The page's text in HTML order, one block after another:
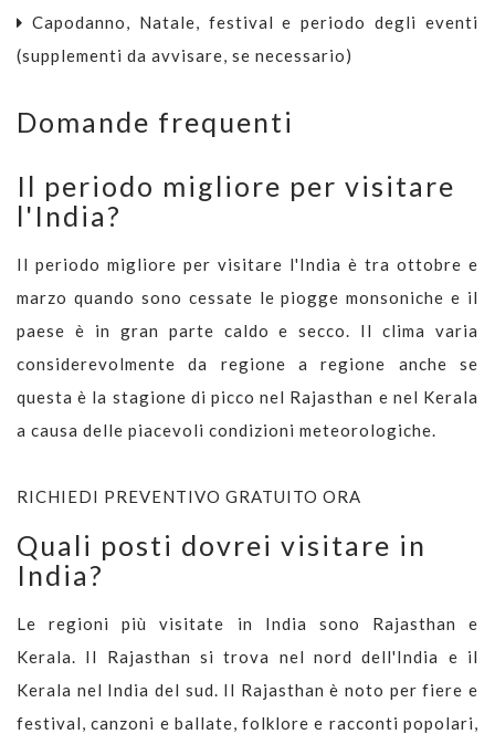
Capodanno, Natale, festival e periodo degli eventi
(supplementi da avvisare, se necessario)
Domande frequenti
Il periodo migliore per visitare
l'India?
Il periodo migliore per visitare l'India è tra ottobre e
marzo quando sono cessate le piogge monsoniche e il
paese è in gran parte caldo e secco. Il clima varia
considerevolmente da regione a regione anche se
questa è la stagione di picco nel Rajasthan e nel Kerala
a causa delle piacevoli condizioni meteorologiche.
RICHIEDI PREVENTIVO GRATUITO ORA
Quali posti dovrei visitare in
India?
Le regioni più visitate in India sono Rajasthan e
Kerala. Il Rajasthan si trova nel nord dell'India e il
Kerala nel India del sud. Il Rajasthan è noto per fiere e
festival, canzoni e ballate, folklore e racconti popolari,